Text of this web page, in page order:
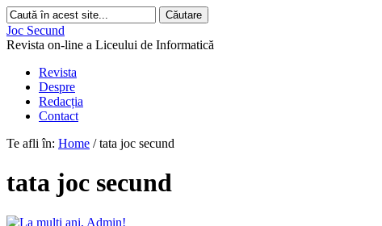
Joc Secund
Revista on-line a Liceului de Informatică
Revista
Despre
Redacția
Contact
Te afli în: Home / tata joc secund
tata joc secund